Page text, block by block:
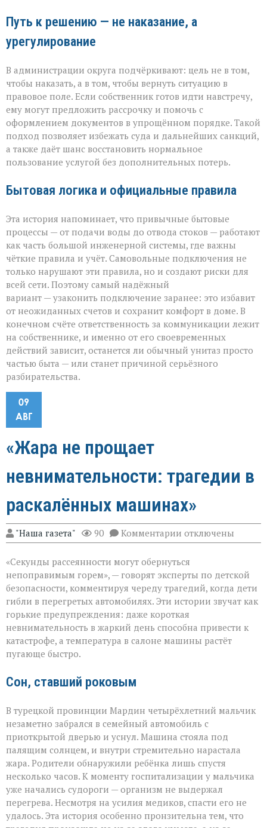
Путь к решению — не наказание, а
урегулирование
В администрации округа подчёркивают: цель не в том,
чтобы наказать, а в том, чтобы вернуть ситуацию в
правовое поле. Если собственник готов идти навстречу,
ему могут предложить рассрочку и помочь с
оформлением документов в упрощённом порядке. Такой
подход позволяет избежать суда и дальнейших санкций,
а также даёт шанс восстановить нормальное
пользование услугой без дополнительных потерь.
Бытовая логика и официальные правила
Эта история напоминает, что привычные бытовые
процессы — от подачи воды до отвода стоков — работают
как часть большой инженерной системы, где важны
чёткие правила и учёт. Самовольные подключения не
только нарушают эти правила, но и создают риски для
всей сети. Поэтому самый надёжный
вариант — узаконить подключение заранее: это избавит
от неожиданных счетов и сохранит комфорт в доме. В
конечном счёте ответственность за коммуникации лежит
на собственнике, и именно от его своевременных
действий зависит, останется ли обычный унитаз просто
частью быта — или станет причиной серьёзного
разбирательства.
09
АВГ
«Жара не прощает
невнимательности: трагедии в
раскалённых машинах»
"Наша газета" 90 Комментарии к
записи
не
прощает
невнимательности:
трагедии
в
раскалённых
машинах»
отключены
«Секунды рассеянности могут обернуться
непоправимым горем», — говорят эксперты по детской
безопасности, комментируя череду трагедий, когда дети
гибли в перегретых автомобилях. Эти истории звучат как
горькие предупреждения: даже короткая
невнимательность в жаркий день способна привести к
катастрофе, а температура в салоне машины растёт
пугающе быстро.
Сон, ставший роковым
В турецкой провинции Мардин четырёхлетний мальчик
незаметно забрался в семейный автомобиль с
приоткрытой дверью и уснул. Машина стояла под
палящим солнцем, и внутри стремительно нарастала
жара. Родители обнаружили ребёнка лишь спустя
несколько часов. К моменту госпитализации у мальчика
уже начались судороги — организм не выдержал
перегрева. Несмотря на усилия медиков, спасти его не
удалось. Эта история особенно пронзительна тем, что